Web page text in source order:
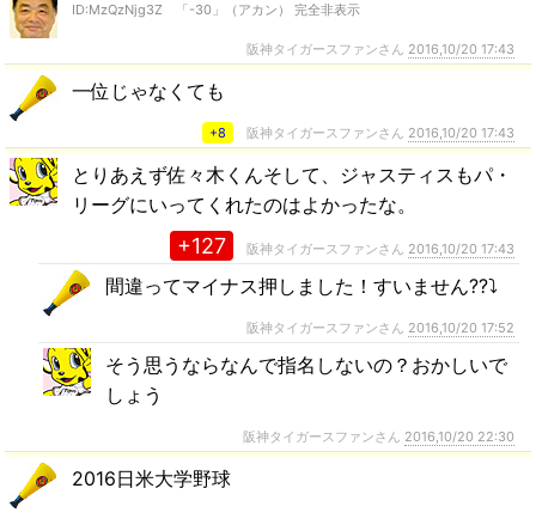
ID:MzQzNjg3Z 「-30」（アカン） 完全非表示
阪神タイガースファンさん 2016,10/20 17:43
一位じゃなくても
+8 阪神タイガースファンさん 2016,10/20 17:43
とりあえず佐々木くんそして、ジャスティスもパ・
リーグにいってくれたのはよかったな。
+127 阪神タイガースファンさん 2016,10/20 17:43
間違ってマイナス押しました！すいません??⤵
阪神タイガースファンさん 2016,10/20 17:52
そう思うならなんで指名しないの？おかしいで
しょう
阪神タイガースファンさん 2016,10/20 22:30
2016日米大学野球